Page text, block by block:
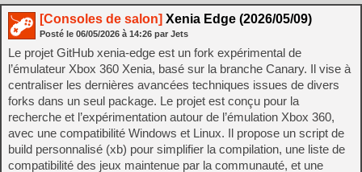
[Consoles de salon] Xenia Edge (2026/05/09)
Posté le 06/05/2026 à 14:26 par Jets
Le projet GitHub xenia-edge est un fork expérimental de
l’émulateur Xbox 360 Xenia, basé sur la branche Canary. Il vise à
centraliser les dernières avancées techniques issues de divers
forks dans un seul package. Le projet est conçu pour la
recherche et l’expérimentation autour de l’émulation Xbox 360,
avec une compatibilité Windows et Linux. Il propose un script de
build personnalisé (xb) pour simplifier la compilation, une liste de
compatibilité des jeux maintenue par la communauté, et une